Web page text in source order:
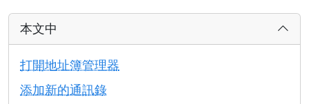
本文中
打開地址簿管理器
添加新的通訊錄
連接模式
無人值守訪問
活動目錄支援
資訊技術